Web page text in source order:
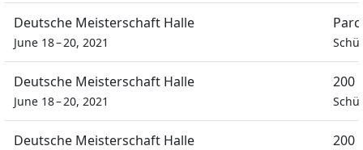
Deutsche Meisterschaft Halle
June 18 – 20, 2021
Deutsche Meisterschaft Halle
June 18 – 20, 2021
200
Deutsche Meisterschaft Halle 200